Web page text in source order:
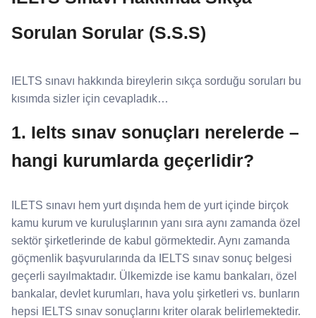
Sorulan Sorular (S.S.S)
IELTS sınavı hakkında bireylerin sıkça sorduğu soruları bu
kısımda sizler için cevapladık…
1. Ielts sınav sonuçları nerelerde –
hangi kurumlarda geçerlidir?
ILETS sınavı hem yurt dışında hem de yurt içinde birçok
kamu kurum ve kuruluşlarının yanı sıra aynı zamanda özel
sektör şirketlerinde de kabul görmektedir. Aynı zamanda
göçmenlik başvurularında da IELTS sınav sonuç belgesi
geçerli sayılmaktadır. Ülkemizde ise kamu bankaları, özel
bankalar, devlet kurumları, hava yolu şirketleri vs. bunların
hepsi IELTS sınav sonuçlarını kriter olarak belirlemektedir.